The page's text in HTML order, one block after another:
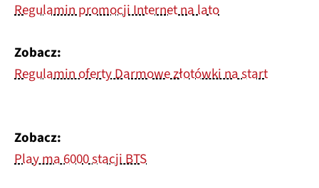
Regulamin promocji Internet na lato
Zobacz:
Regulamin oferty Darmowe złotówki na start
Zobacz:
Play ma 6000 stacji BTS